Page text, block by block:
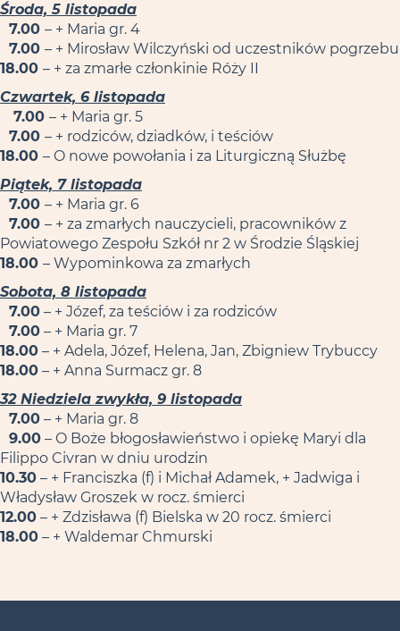
Środa, 5 listopada
7.00 – + Maria gr. 4
7.00 – + Mirosław Wilczyński od uczestników pogrzebu
18.00 – + za zmarłe członkinie Róży II
Czwartek, 6 listopada
7.00 – + Maria gr. 5
7.00 – + rodziców, dziadków, i teściów
18.00 – O nowe powołania i za Liturgiczną Służbę
Piątek, 7 listopada
7.00 – + Maria gr. 6
7.00 – + za zmarłych nauczycieli, pracowników z
Powiatowego Zespołu Szkół nr 2 w Środzie Śląskiej
18.00 – Wypominkowa za zmarłych
Sobota, 8 listopada
7.00 – + Józef, za teściów i za rodziców
7.00 – + Maria gr. 7
18.00 – + Adela, Józef, Helena, Jan, Zbigniew Trybuccy
18.00 – + Anna Surmacz gr. 8
32 Niedziela zwykła, 9 listopada
7.00 – + Maria gr. 8
9.00 – O Boże błogosławieństwo i opiekę Maryi dla
Filippo Civran w dniu urodzin
10.30 – + Franciszka (f) i Michał Adamek, + Jadwiga i
Władysław Groszek w rocz. śmierci
12.00 – + Zdzisława (f) Bielska w 20 rocz. śmierci
18.00 – + Waldemar Chmurski